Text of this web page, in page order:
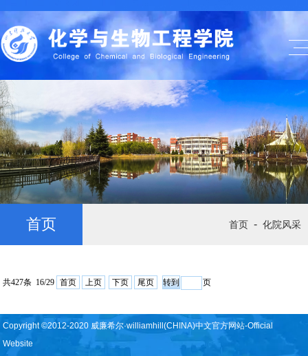
首页 首页 - 化院风采
共427条 16/29 首页 上页 下页 尾页 页
Copyright ©2012-2020 威廉希尔·williamhill(CHINA)中文官方网站-Official
Website